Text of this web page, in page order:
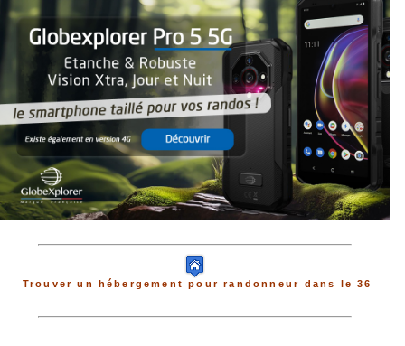
Trouver un hébergement pour randonneur dans le 36